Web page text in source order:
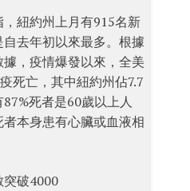
，紐約州上月有915名新
去年初以來最多。根據
，疫情爆發以來，全美
死亡，其中紐約州佔7.7
死者是60歲以上人
本身患有心臟或血液相
突破4000